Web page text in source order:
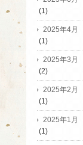
(1)
2025年4月
(1)
2025年3月
(2)
2025年2月
(1)
2025年1月
(1)